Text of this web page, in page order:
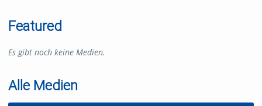
Featured
Es gibt noch keine Medien.
Alle Medien